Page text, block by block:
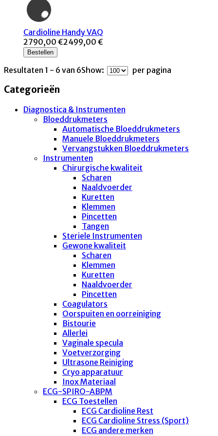
Cardioline Handy VAQ
2790,00 €2499,00 €
Bestellen
Resultaten 1 - 6 van 6Show: per pagina
Categorieën
Diagnostica & Instrumenten
Bloeddrukmeters
Automatische Bloeddrukmeters
Manuele Bloeddrukmeters
Vervangstukken Bloeddrukmeters
Instrumenten
Chirurgische kwaliteit
Scharen
Naaldvoerder
Kuretten
Klemmen
Pincetten
Tangen
Steriele Instrumenten
Gewone kwaliteit
Scharen
Klemmen
Kuretten
Naaldvoerder
Pincetten
Coagulators
Oorspuiten en oorreiniging
Bistourie
Allerlei
Vaginale specula
Voetverzorging
Ultrasone Reiniging
Cryo apparatuur
Inox Materiaal
ECG-SPIRO-ABPM
ECG Toestellen
ECG Cardioline Rest
ECG Cardioline Stress (Sport)
ECG andere merken